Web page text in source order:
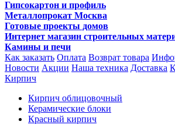
Гипсокартон и профиль
Металлопрокат Москва
Готовые проекты домов
Интернет магазин строительных
Камины и печи
Как заказать Оплата Возврат товара
Новости Акции Наша техника Доставка
Кирпич
Кирпич облицовочный
Керамические блоки
Красный кирпич